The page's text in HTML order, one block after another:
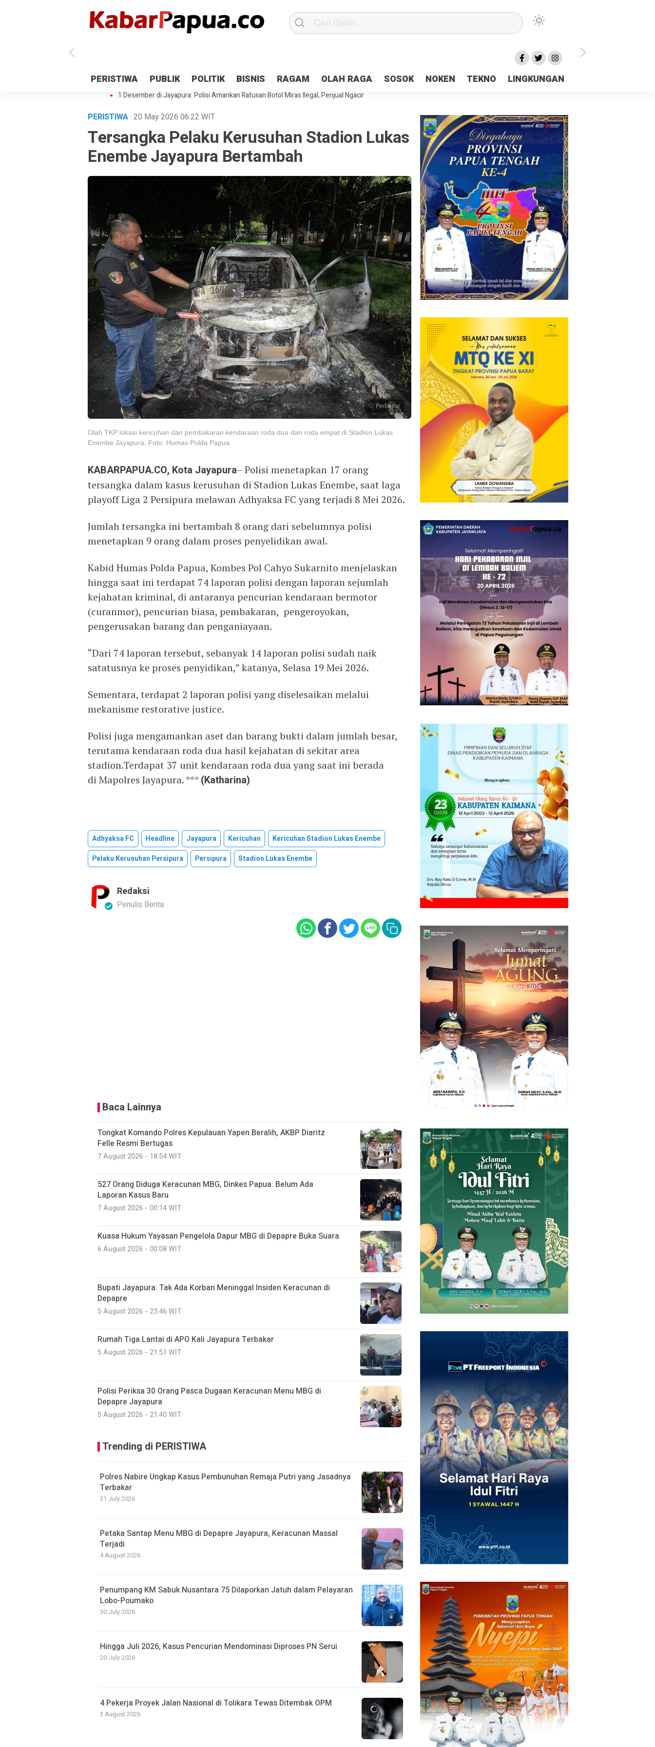
PERISTIWA PUBLIK POLITIK BISNIS RAGAM OLAH RAGA SOSOK NOKEN TEKNO LINGKUNGAN
Antisipasi 1 Desember, TNI Polri Patroli 2×24 jam di Kota Jayapura
Pesan Sejuk Polri di Deklarasi Pemilu Ceria Tanah Papua
Gedung Perpustakaan SMPN 5 Sentani Terbakar
Hibah Pilkada Jayapura Cair 10 Persen, Deposit Kas Daerah Rp23 Miliar Disorot
1 Desember di Jayapura: Polisi Amankan Ratusan Botol Miras Ilegal, Penjual Ngacir
PERISTIWA· 20 May 2026 06:22 WIT
Tersangka Pelaku Kerusuhan Stadion Lukas
Enembe Jayapura Bertambah
Perbesar
Olah TKP lokasi kericuhan dan pembakaran kendaraan roda dua dan roda empat di Stadion Lukas
Enembe Jayapura. Foto: Humas Polda Papua
KABARPAPUA.CO, Kota Jayapura– Polisi menetapkan 17 orang
tersangka dalam kasus kerusuhan di Stadion Lukas Enembe, saat laga
playoff Liga 2 Persipura melawan Adhyaksa FC yang terjadi 8 Mei 2026.
Jumlah tersangka ini bertambah 8 orang dari sebelumnya polisi
menetapkan 9 orang dalam proses penyelidikan awal.
Kabid Humas Polda Papua, Kombes Pol Cahyo Sukarnito menjelaskan
hingga saat ini terdapat 74 laporan polisi dengan laporan sejumlah
kejahatan kriminal, di antaranya pencurian kendaraan bermotor
(curanmor), pencurian biasa, pembakaran, pengeroyokan,
pengerusakan barang dan penganiayaan.
“Dari 74 laporan tersebut, sebanyak 14 laporan polisi sudah naik
satatusnya ke proses penyidikan,” katanya, Selasa 19 Mei 2026.
Sementara, terdapat 2 laporan polisi yang diselesaikan melalui
mekanisme restorative justice.
Polisi juga mengamankan aset dan barang bukti dalam jumlah besar,
terutama kendaraan roda dua hasil kejahatan di sekitar area
stadion.Terdapat 37 unit kendaraan roda dua yang saat ini berada
di Mapolres Jayapura. ***(Katharina)
Adhyaksa FC Headline Jayapura Kericuhan
Kericuhan Stadion Lukas Enembe
Pelaku Kerusuhan Persipura
Persipura Stadion Lukas Enembe
Redaksi
Penulis Berita
Baca Lainnya
Tongkat Komando Polres Kepulauan Yapen Beralih, AKBP Diaritz
Felle Resmi Bertugas
7 August 2026 - 18:54 WIT
527 Orang Diduga Keracunan MBG, Dinkes Papua: Belum Ada
Laporan Kasus Baru
7 August 2026 - 00:14 WIT
Kuasa Hukum Yayasan Pengelola Dapur MBG di Depapre Buka Suara
6 August 2026 - 00:08 WIT
Bupati Jayapura: Tak Ada Korban Meninggal Insiden Keracunan di
Depapre
5 August 2026 - 23:46 WIT
Rumah Tiga Lantai di APO Kali Jayapura Terbakar
5 August 2026 - 21:51 WIT
Polisi Periksa 30 Orang Pasca Dugaan Keracunan Menu MBG di
Depapre Jayapura
5 August 2026 - 21:40 WIT
Trending di PERISTIWA
Polres Nabire Ungkap Kasus Pembunuhan Remaja Putri yang Jasadnya
Terbakar
31 July 2026
Petaka Santap Menu MBG di Depapre Jayapura, Keracunan Massal
Terjadi
4 August 2026
Penumpang KM Sabuk Nusantara 75 Dilaporkan Jatuh dalam Pelayaran
Lobo-Poumako
30 July 2026
Hingga Juli 2026, Kasus Pencurian Mendominasi Diproses PN Serui
20 July 2026
4 Pekerja Proyek Jalan Nasional di Tolikara Tewas Ditembak OPM
3 August 2026